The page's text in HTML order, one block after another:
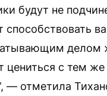
будут не
способствовать
цениться с тем
— отметила